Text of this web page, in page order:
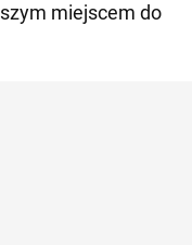
miejscem do